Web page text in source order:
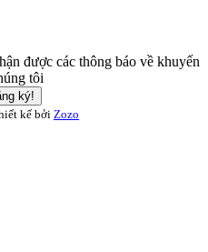
được các thông báo về khuyến
tôi
ký!
kế bởi Zozo